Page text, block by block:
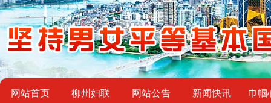
网站首页 柳州妇联 网站公告 新闻快讯 巾帼